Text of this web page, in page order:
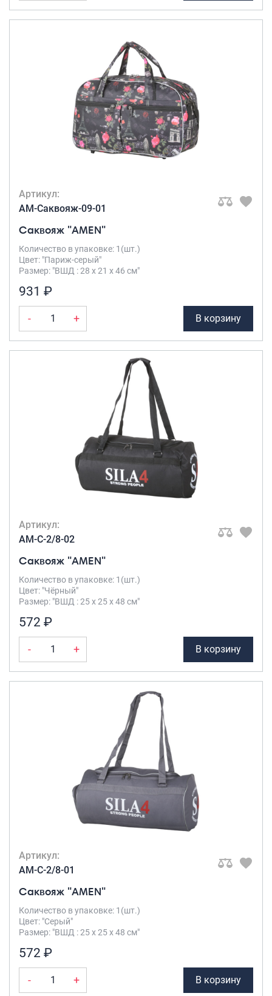
Артикул:
AM-Саквояж-09-01
Саквояж "AMEN"
Количество в упаковке: 1(шт.)
Цвет: "Париж-серый"
Размер: "ВШД : 28 х 21 х 46 см"
931 ₽
- + В корзину
Артикул:
AM-C-2/8-02
Саквояж "AMEN"
Количество в упаковке: 1(шт.)
Цвет: "Чёрный"
Размер: "ВШД : 25 х 25 х 48 см"
572 ₽
- + В корзину
Артикул:
AM-C-2/8-01
Саквояж "AMEN"
Количество в упаковке: 1(шт.)
Цвет: "Серый"
Размер: "ВШД : 25 х 25 х 48 см"
572 ₽
- + В корзину